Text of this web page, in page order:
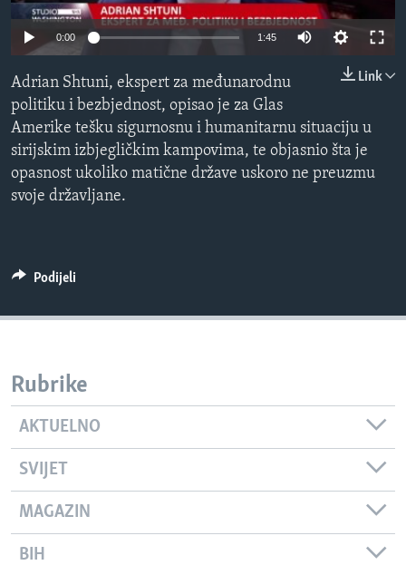
MAGAZIN
O GLASU AMERIKE
Learning English
PRATITE NAS
0:00 1:45
Link
Adrian Shtuni, ekspert za međunarodnu
politiku i bezbjednost, opisao je za Glas
Amerike tešku sigurnosnu i humanitarnu situaciju u
sirijskim izbjegličkim kampovima, te objasnio šta je
opasnost ukoliko matične države uskoro ne preuzmu
svoje državljane.
Podijeli
Rubrike
AKTUELNO
SVIJET
MAGAZIN
BIH